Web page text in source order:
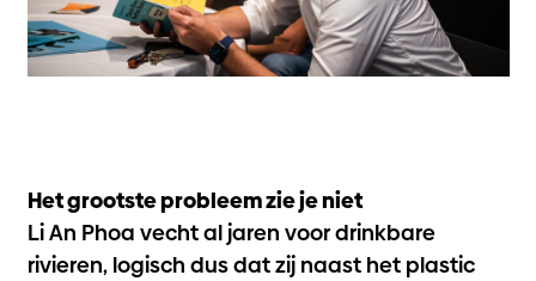
Het grootste probleem zie je niet
Li An Phoa vecht al jaren voor drinkbare
rivieren, logisch dus dat zij naast het plastic